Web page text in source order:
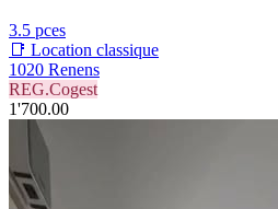
3.5 pces
📑 Location classique
1020 Renens
REG.Cogest
1'700.00